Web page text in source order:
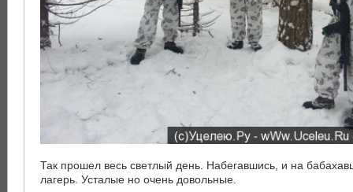
Так прошел весь светлый день. Набегавшись, и на
лагерь. Усталые но очень довольные.